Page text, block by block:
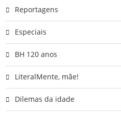
Reportagens
Especiais
BH 120 anos
LiteralMente, mãe!
Dilemas da idade